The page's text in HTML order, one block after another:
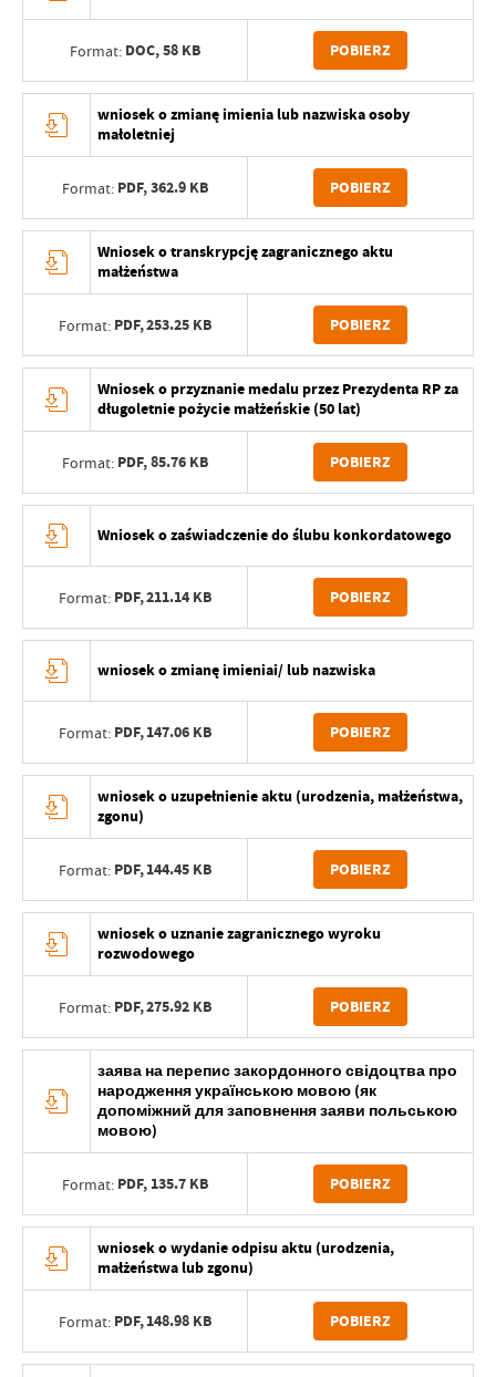
Format: DOC,58 KB POBIERZ
wniosek o zmianę imienia lub nazwiska osoby
małoletniej
Format: PDF,362.9 KB POBIERZ
Wniosek o transkrypcję zagranicznego aktu
małżeństwa
Format: PDF,253.25 KB POBIERZ
Wniosek o przyznanie medalu przez Prezydenta RP za
długoletnie pożycie małżeńskie (50 lat)
Format: PDF,85.76 KB POBIERZ
Wniosek o zaświadczenie do ślubu konkordatowego
Format: PDF,211.14 KB POBIERZ
wniosek o zmianę imieniai/ lub nazwiska
Format: PDF,147.06 KB POBIERZ
wniosek o uzupełnienie aktu (urodzenia, małżeństwa,
zgonu)
Format: PDF,144.45 KB POBIERZ
wniosek o uznanie zagranicznego wyroku
rozwodowego
Format: PDF,275.92 KB POBIERZ
заява на перепис закордонного свідоцтва про
народження українською мовою (як
допоміжний для заповнення заяви польською
мовою)
Format: PDF, 135.7 KB POBIERZ
wniosek o wydanie odpisu aktu (urodzenia,
małżeństwa lub zgonu)
Format: PDF,148.98 KB POBIERZ